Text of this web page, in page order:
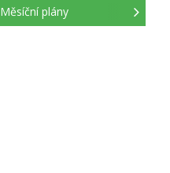
Měsíční plány